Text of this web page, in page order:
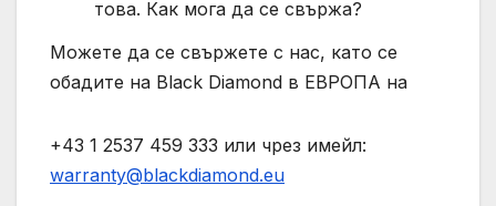
това. Как мога да се свържа?
Можете да се свържете с нас, като се
обадите на Black Diamond в ЕВРОПА на
+43 1 2537 459 333 или чрез имейл:
warranty@blackdiamond.eu